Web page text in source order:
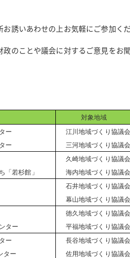
誘いあわせの上お気軽にご参加く
のことや議会に対するご意見をお
対象地域
ー
江川地域づくり協議
ー
三河地域づくり協議
久崎地域づくり協議
「若杉館」
海内地域づくり協議
石井地域づくり協議
幕山地域づくり協議
徳久地域づくり協議
ター
平福地域づくり協議
ー
長谷地域づくり協議
ター
佐用地域づくり協議